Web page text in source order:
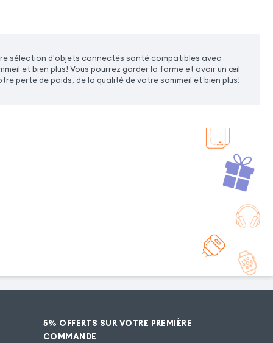
sélection d'objets connectés santé compatibles avec
et bien plus! Vous pourrez garder la forme et avoir un œil
perte de poids, de la qualité de votre sommeil et bien plus!
5% OFFERTS SUR VOTRE PREMIÈRE
COMMANDE